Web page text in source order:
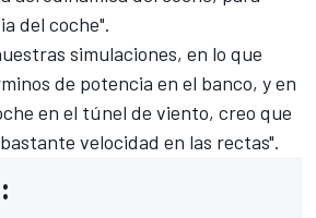
del coche".
simulaciones, en lo que
de potencia en el banco, y en
en el túnel de viento, creo que
velocidad en las rectas".